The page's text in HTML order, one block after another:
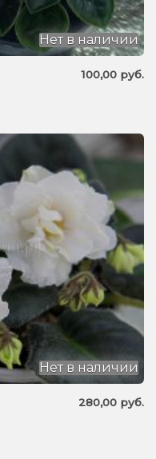
100,00 руб.
Нет в наличии
280,00 руб.
Нет в наличии